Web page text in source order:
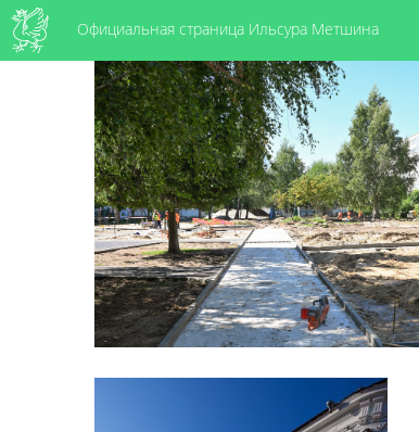
Официальная страница Ильсура Метшина